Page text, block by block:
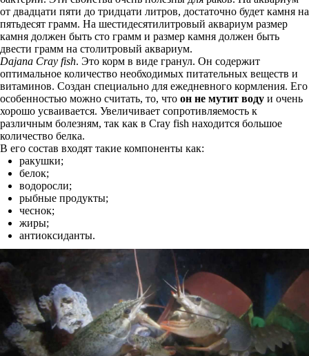
от двадцати пяти до тридцати литров, достаточно будет камня на
пятьдесят грамм. На шестидесятилитровый аквариум размер
камня должен быть сто грамм и размер камня должен быть
двести грамм на столитровый аквариум.
Dajana Cray fish. Это корм в виде гранул. Он содержит
оптимальное количество необходимых питательных веществ и
витаминов. Создан специально для ежедневного кормления. Его
особенностью можно считать, то, что он не мутит воду и очень
хорошо усваивается. Увеличивает сопротивляемость к
различным болезням, так как в Cray fish находится большое
количество белка.
В его состав входят такие компоненты как:
ракушки;
белок;
водоросли;
рыбные продукты;
чеснок;
жиры;
антиоксиданты.